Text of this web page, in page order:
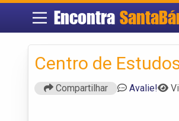
Encontra
Centro de
Compartilhar Avalie!